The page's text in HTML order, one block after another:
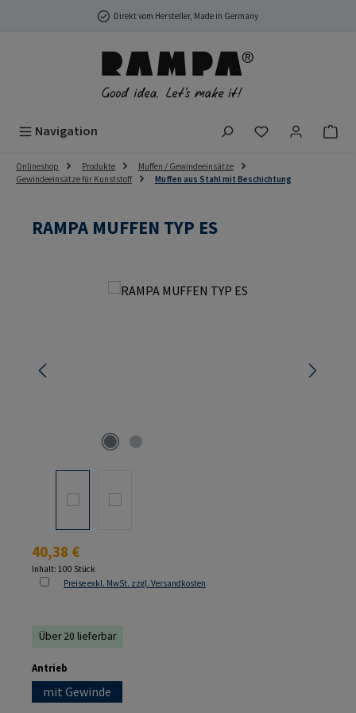
Zum Hauptinhalt springenDirekt vom Hersteller, Made in Germany
Navigation Du hast 0
Onlineshop Produkte
Muffen / Gewindeeinsätze
Gewindeeinsätze für Kunststoff
Muffen aus Stahl mit Beschichtung
RAMPA MUFFEN TYP ES
Bildergalerie überspringen
Regulärer Preis:
40,38 €
Inhalt: 100 Stück
Preise exkl. MwSt. zzgl. Versandkosten
Über 20 lieferbar
Antrieb
mit Gewinde